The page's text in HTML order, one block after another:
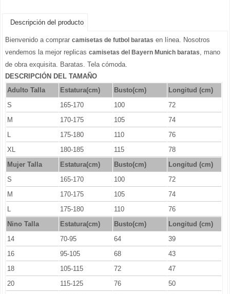
Descripción del producto
Bienvenido a comprar camisetas de futbol baratas en línea. Nosotros
vendemos la mejor replicas camisetas del Bayern Munich baratas, mano
de obra exquisita. Baratas. Tela cómoda.
DESCRIPCIÓN DEL TAMAÑO
Adulto Talla
Estatura(cm) Busto(cm)
Longitud (cm)
S
165-170 100
72
M
170-175 105
74
L
175-180 110
76
XL
180-185 115
78
Mujer Talla
Estatura(cm) Busto(cm)
Longitud (cm)
S
165-170 100
72
M
170-175 105
74
L
175-180 110
76
Nino Talla
Estatura(cm) Busto(cm)
Longitud (cm)
14
70-95 64
39
16
95-105 68
43
18
105-115 72
47
20
115-125 76
50